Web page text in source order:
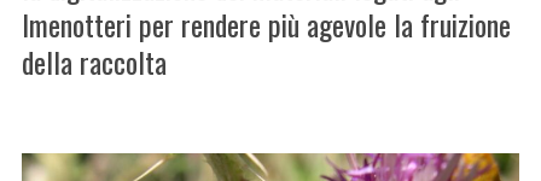
Imenotteri per rendere più agevole la fruizione
della raccolta